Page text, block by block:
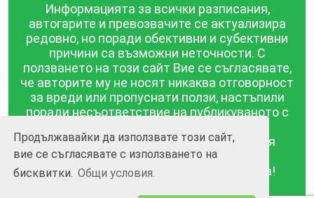
Продължавайки да използвате този сайт,
вие се съгласявате с използването на
бисквитки. Общи условия.
Информацията за всички разписания,
автогарите и превозвачите се актуализира
редовно, но поради обективни и субективни
причини са възможни неточности. С
ползването на този сайт Вие се съгласявате,
че авторите му не носят никаква отговорност
за вреди или пропуснати ползи, настъпили
поради несъответствие на публикуваното с
публикувана в този сайт се предоставя
такава каквато е, без гаранция за
съответствието ѝ с действителността!